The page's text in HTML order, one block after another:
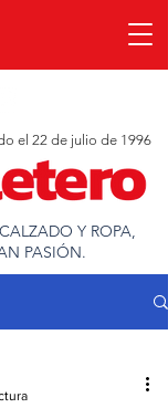
Y ROPA,
PASIÓN.
el 22 de julio de 1996